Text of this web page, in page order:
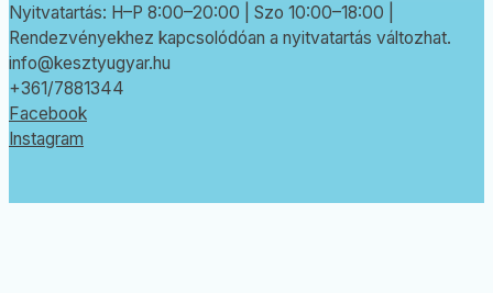
Nyitvatartás: H–P 8:00–20:00 | Szo 10:00–18:00 |
Rendezvényekhez kapcsolódóan a nyitvatartás változhat.
info@kesztyugyar.hu
+361/7881344
Facebook
Instagram